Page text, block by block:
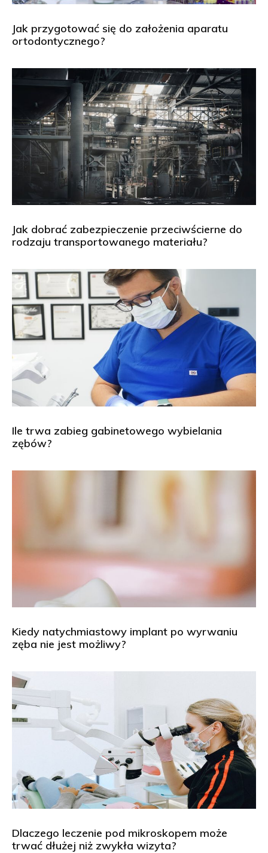
Jak przygotować się do założenia aparatu
ortodontycznego?
Jak dobrać zabezpieczenie przeciwścierne do
rodzaju transportowanego materiału?
Ile trwa zabieg gabinetowego wybielania
zębów?
Kiedy natychmiastowy implant po wyrwaniu
zęba nie jest możliwy?
Dlaczego leczenie pod mikroskopem może
trwać dłużej niż zwykła wizyta?